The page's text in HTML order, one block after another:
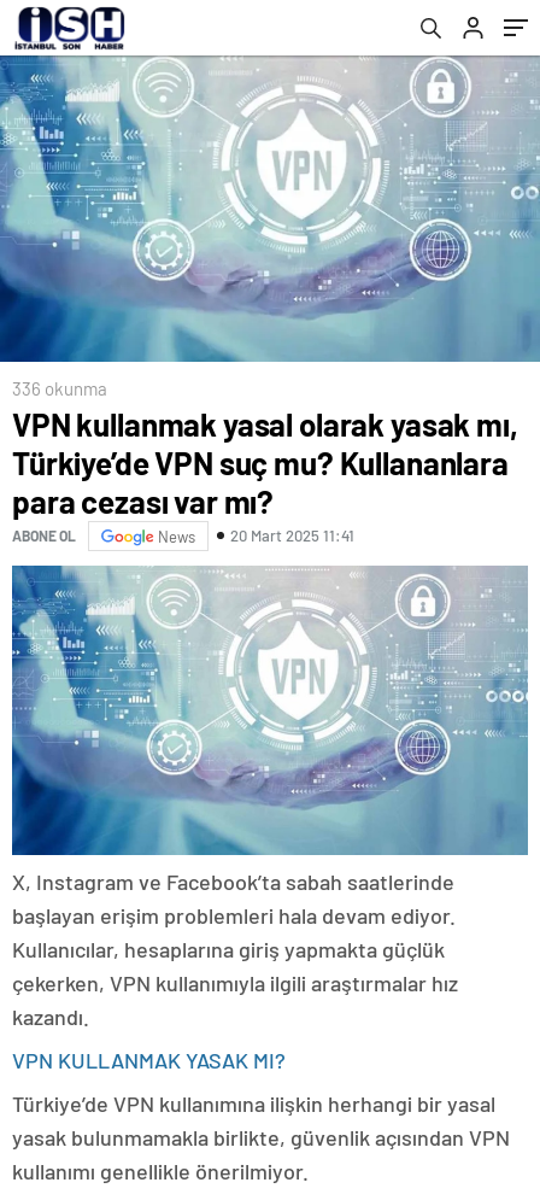
cezası var mı?
336 okunma
VPN kullanmak yasal olarak yasak mı,
Türkiye’de VPN suç mu? Kullananlara
para cezası var mı?
ABONE OL News 20 Mart 2025 11:41
X, Instagram ve Facebook’ta sabah saatlerinde
başlayan erişim problemleri hala devam ediyor.
Kullanıcılar, hesaplarına giriş yapmakta güçlük
çekerken, VPN kullanımıyla ilgili araştırmalar hız
kazandı.
VPN KULLANMAK YASAK MI?
Türkiye’de VPN kullanımına ilişkin herhangi bir yasal
yasak bulunmamakla birlikte, güvenlik açısından VPN
kullanımı genellikle önerilmiyor.